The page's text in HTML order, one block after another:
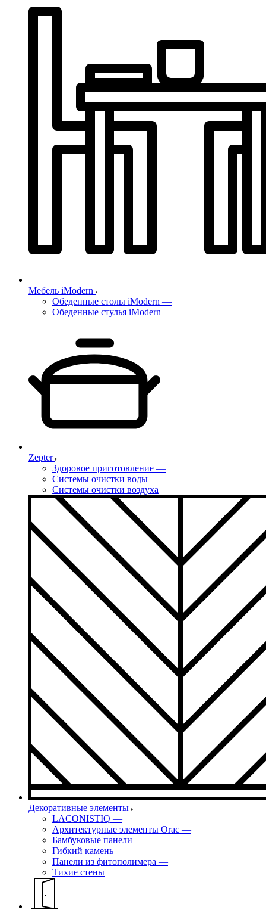
Мебель iModern
Обеденные столы iModern —
Обеденные стулья iModern
Zepter
Здоровое приготовление —
Системы очистки воды —
Системы очистки воздуха
Декоративные элементы
LACONISTIQ —
Архитектурные элементы Orac —
Бамбуковые панели —
Гибкий камень —
Панели из фитополимера —
Тихие стены